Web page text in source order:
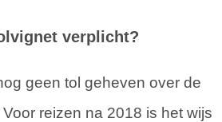
verplicht?
geen tol geheven over de
reizen na 2018 is het wijs